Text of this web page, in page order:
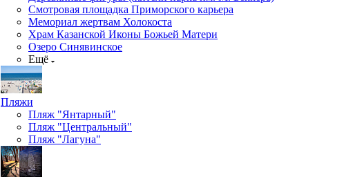
Смотровая площадка Приморского карьера
Мемориал жертвам Холокоста
Храм Казанской Иконы Божьей Матери
Озеро Синявинское
Ещё
Пляжи
Пляж "Янтарный"
Пляж "Центральный"
Пляж "Лагуна"